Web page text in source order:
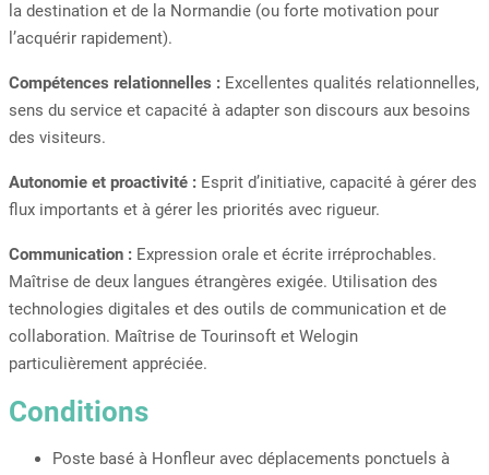
la destination et de la Normandie (ou forte motivation pour
l’acquérir rapidement).
Compétences relationnelles : Excellentes qualités relationnelles,
sens du service et capacité à adapter son discours aux besoins
des visiteurs.
Autonomie et proactivité : Esprit d’initiative, capacité à gérer des
flux importants et à gérer les priorités avec rigueur.
Communication : Expression orale et écrite irréprochables.
Maîtrise de deux langues étrangères exigée. Utilisation des
technologies digitales et des outils de communication et de
collaboration. Maîtrise de Tourinsoft et Welogin
particulièrement appréciée.
Conditions
Poste basé à Honfleur avec déplacements ponctuels à